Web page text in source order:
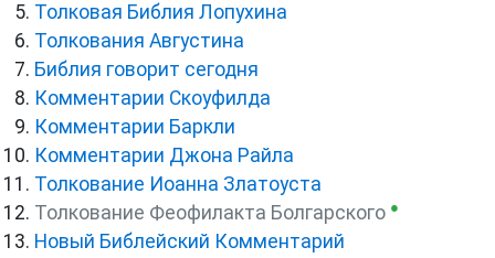
Толковая Библия Лопухина
Толкования Августина
Библия говорит сегодня
Комментарии Скоуфилда
Комментарии Баркли
Комментарии Джона Райла
Толкование Иоанна Златоуста
Толкование Феофилакта Болгарского ●
Новый Библейский Комментарий